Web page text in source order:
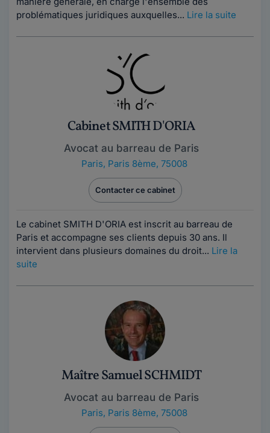
problématiques juridiques auxquelles... Lire la suite
Cabinet SMITH D'ORIA
Avocat au barreau de Paris
Paris, Paris 8ème, 75008
Contacter ce cabinet
Le cabinet SMITH D'ORIA est inscrit au barreau de
Paris et accompagne ses clients depuis 30 ans. Il
intervient dans plusieurs domaines du droit... Lire la
suite
Maître Samuel SCHMIDT
Avocat au barreau de Paris
Paris, Paris 8ème, 75008